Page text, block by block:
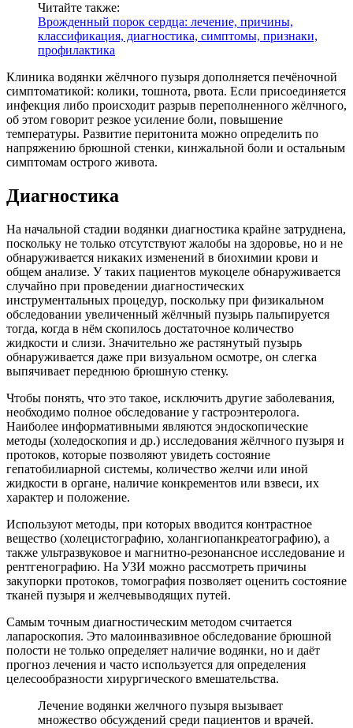
Читайте также:
Врожденный порок сердца: лечение, причины,
классификация, диагностика, симптомы, признаки,
профилактика
Клиника водянки жёлчного пузыря дополняется печёночной
симптоматикой: колики, тошнота, рвота. Если присоединяется
инфекция либо происходит разрыв переполненного жёлчного,
об этом говорит резкое усиление боли, повышение
температуры. Развитие перитонита можно определить по
напряжению брюшной стенки, кинжальной боли и остальным
симптомам острого живота.
Диагностика
На начальной стадии водянки диагностика крайне затруднена,
поскольку не только отсутствуют жалобы на здоровье, но и не
обнаруживается никаких изменений в биохимии крови и
общем анализе. У таких пациентов мукоцеле обнаруживается
случайно при проведении диагностических
инструментальных процедур, поскольку при физикальном
обследовании увеличенный жёлчный пузырь пальпируется
тогда, когда в нём скопилось достаточное количество
жидкости и слизи. Значительно же растянутый пузырь
обнаруживается даже при визуальном осмотре, он слегка
выпячивает переднюю брюшную стенку.
Чтобы понять, что это такое, исключить другие заболевания,
необходимо полное обследование у гастроэнтеролога.
Наиболее информативными являются эндоскопические
методы (холедоскопия и др.) исследования жёлчного пузыря и
протоков, которые позволяют увидеть состояние
гепатобилиарной системы, количество желчи или иной
жидкости в органе, наличие конкрементов или взвеси, их
характер и положение.
Используют методы, при которых вводится контрастное
вещество (холецистографию, холангиопанкреатографию), а
также ультразвуковое и магнитно-резонансное исследование и
рентгенографию. На УЗИ можно рассмотреть причины
закупорки протоков, томография позволяет оценить состояние
тканей пузыря и желчевыводящих путей.
Самым точным диагностическим методом считается
лапароскопия. Это малоинвазивное обследование брюшной
полости не только определяет наличие водянки, но и даёт
прогноз лечения и часто используется для определения
целесообразности хирургического вмешательства.
Лечение водянки желчного пузыря вызывает
множество обсуждений среди пациентов и врачей.